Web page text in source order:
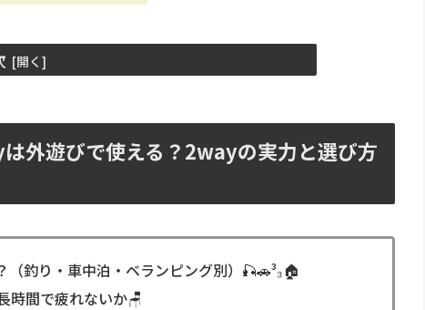
外遊びで使える？2wayの実力と選び方
釣り・車中泊・ベランピング別）🎣🚗³₃🏠
時間で疲れないか🪑